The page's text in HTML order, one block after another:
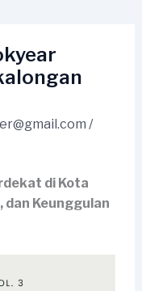
/
di Kota
dan Keunggulan